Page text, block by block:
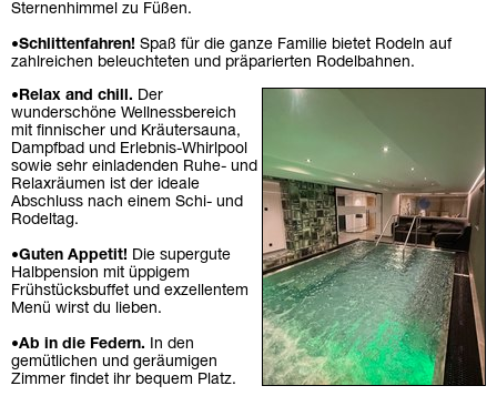
Sternenhimmel zu Füßen.
•Schlittenfahren! Spaß für die ganze Familie bietet Rodeln auf
zahlreichen beleuchteten und präparierten Rodelbahnen.
• Relax and chill.
Der
wunderschöne Wellnessbereich
mit finnischer und Kräutersauna,
Dampfbad und Erlebnis-Whirlpool
sowie sehr einladenden Ruhe- und
Relaxräumen ist der ideale
Abschluss nach einem Schi- und
Rodeltag.
•Guten Appetit!
Die supergute
Halbpension mit üppigem
Frühstücksbuffet und exzellentem
Menü wirst du lieben.
•Ab in die Federn.
In den
gemütlichen und geräumigen
Zimmer findet ihr bequem Platz.